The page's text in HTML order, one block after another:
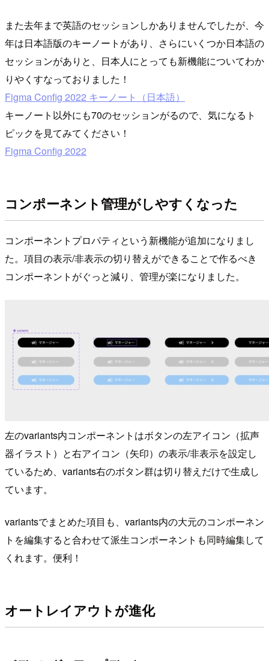
また去年まで英語のセッションしかありませんでしたが、今
年は日本語版のキーノートがあり、さらにいくつか日本語の
セッションがありと、日本人にとっても新機能についてわか
りやくすなっておりました！
Figma Config 2022 キーノート（日本語）
キーノート以外にも70のセッションがるので、気になるト
ピックを見てみてください！
Figma Config 2022
コンポーネント管理がしやすくなった
コンポーネントプロパティという新機能が追加になりまし
た。項目の表示/非表示の切り替えができることで作るべき
コンポーネントがぐっと減り、管理が楽になりました。
左のvariants内コンポーネントはボタンの左アイコン（拡声
器イラスト）と右アイコン（矢印）の表示/非表示を設定し
ているため、variants右のボタン群は切り替えだけで生成し
ています。
variantsでまとめた項目も、variants内の大元のコンポーネン
トを編集すると合わせて派生コンポーネントも同時編集して
くれます。便利！
オートレイアウトが進化